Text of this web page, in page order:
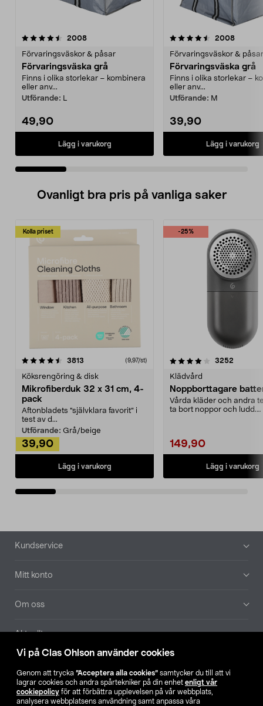
Vi på Clas Ohlson använder cookies
Genom att trycka ”Acceptera alla cookies” samtycker du till att vi
lagrar cookies och andra spårtekniker på din enhet enligt vår
cookiepolicy för att förbättra upplevelsen på vår webbplats,
analysera webbplatsens användning samt anpassa våra
2008recensioner
Förvaringsväskor & påsar
Förvaringsväska grå
Finns i olika storlekar – kombinera
eller anv...
Utförande: L
49,90
Lägg i varukorg
4.5 av 5 stjärnor 2008
Förvaringsväskor & påsar
Förvaringsväska grå
Finns i olika storlekar –
eller anv...
Utförande: M
39,90
Lägg i varukorg
4.5 av 5 stjärnor
Ovanligt bra pris på vanliga saker
Kolla priset
3813 (9,97/st)
Köksrengöring & disk
Mikrofiberduk 32 x 31 cm, 4-
pack
Aftonbladets "självklara favorit” i
test av d...
Utförande: Grå/beige
39,90
Lägg i varukorg
-25%
4.0av 5 stjärnor 3252
Klädvård
Noppborttagare
Vårda kläder och andra
ta bort noppor och ludd.
149,90
Lägg i varukorg
4.5av 5 stjärnor
Sidfot
Kundservice
Mitt konto
Om oss
Aktuellt
Hitta butik